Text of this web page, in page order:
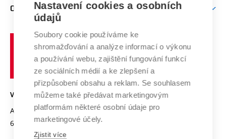
E-přihláška
Doktorské studium
Podpora podnikání
Mezinárodní vědecká rada
Systém zajišťování kvality výzkumu
Výzkumné infrastruktury
Transfer znalostí
Open Science
Projekty
Projekty ze strukturálních fondů
Specifický výzkum
Zahraniční spolupráce
Spolupráce se školami
Služby univerzity
Mezinárodní dohody
Univerzitní sítě
O UNIVERZITĚ
Profil univerzity
Udržitelná univerzita
Podnikavá univerzita / ContriBUTe
Bezpečná univerzita
Vyznamenání
Organizační struktura
učení
technické
VYSOKÉ UČENÍ TECHNICKÉ V BRNĚ
Antonínská 548/1
602 00 Brno
www.vut.cz
vut@vutbr.cz
Nastavení cookies a osobních
údajů
Soubory cookie používáme ke
shromažďování a analýze informací o výkonu
a používání webu, zajištění fungování funkcí
ze sociálních médií a ke zlepšení a
přizpůsobení obsahu a reklam. Se souhlasem
můžeme také předávat marketingovým
platformám některé osobní údaje pro
marketingové účely.
Zjistit více